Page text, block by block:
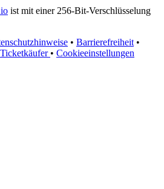
ist mit einer 256-Bit-Verschlüsselung
• Barrierefreiheit •
• Cookieeinstellungen